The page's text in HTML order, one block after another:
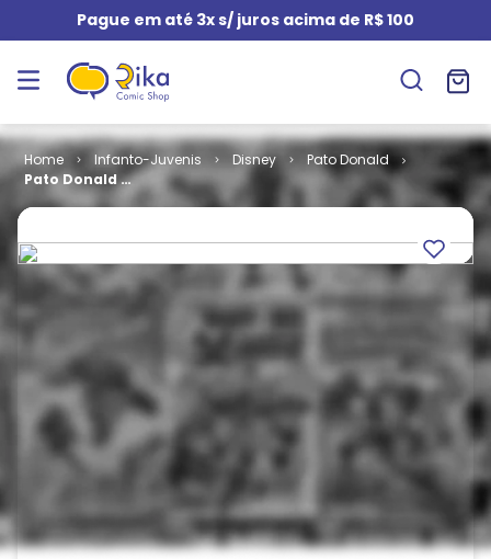
Pague em até 3x s/ juros acima de R$ 100
Infanto-Juvenis Disney
Pato Donald
Pato Donald #
2167